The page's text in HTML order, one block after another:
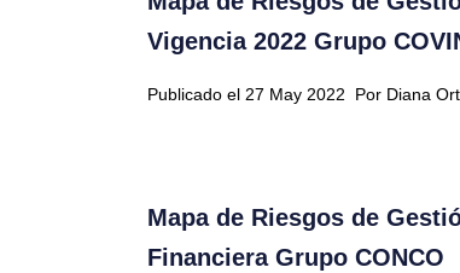
Vigencia 2022 Grupo
Publicado el 27 May 2022 Por Diana
Mapa de Riesgos de
Financiera Grupo CONCO